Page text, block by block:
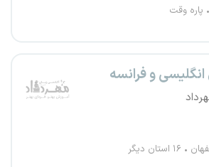
پاره وقت
و فرانسه
۱۶ استان دیگر